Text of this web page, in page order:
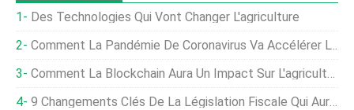
Des Technologies Qui Vont Changer L'agriculture
Comment La Pandémie De Coronavirus Va Accélérer L'agriculture Numérique
Comment La Blockchain Aura Un Impact Sur L'agriculture
9 Changements Clés De La Législation Fiscale Qui Auront Un Impact Sur Les Producteurs